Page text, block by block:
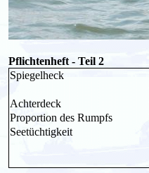
Pflichtenheft - Teil 2
Spiegelheck
Achterdeck
Proportion des Rumpfs
Seetüchtigkeit